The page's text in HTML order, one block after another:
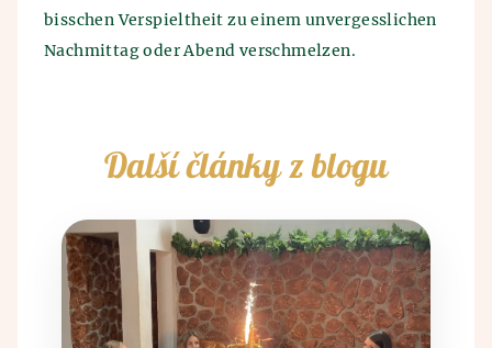
bisschen Verspieltheit zu einem unvergesslichen
Nachmittag oder Abend verschmelzen.
Další články z blogu